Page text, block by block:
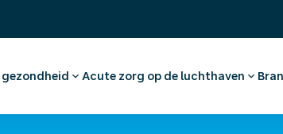
gezondheid
maken werknemer
Acute zorg op de luchthaven
Eerste Hulp en huisartsenzorg